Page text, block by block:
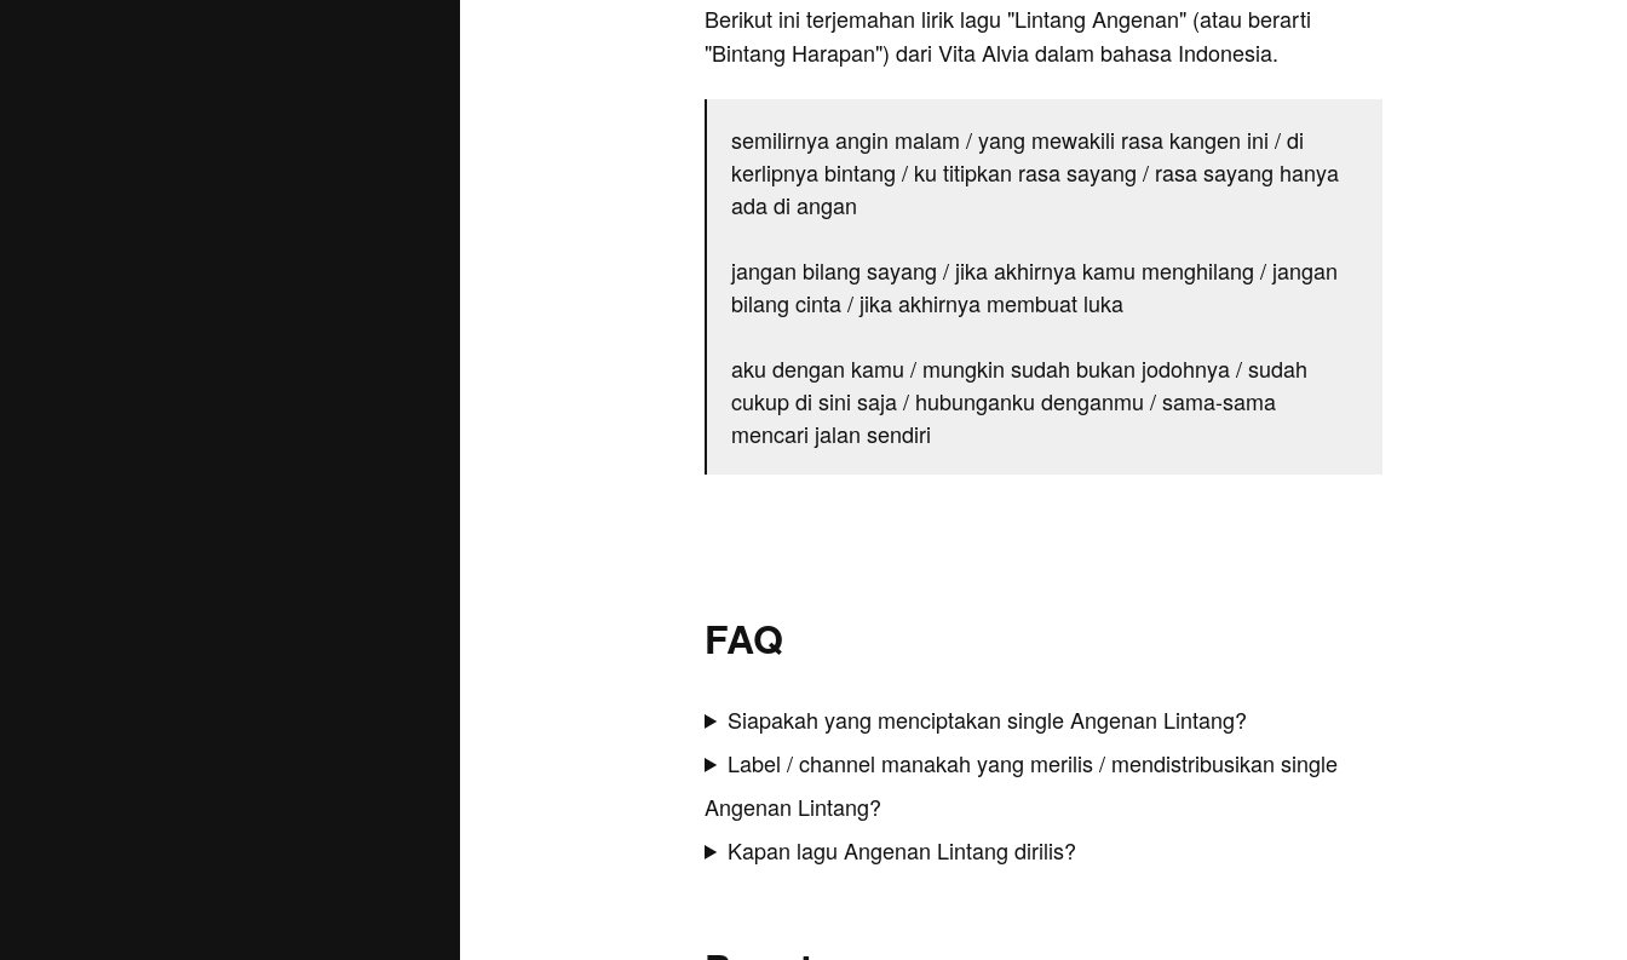
Berikut ini terjemahan lirik lagu "Lintang Angenan" (atau berarti
"Bintang Harapan") dari Vita Alvia dalam bahasa Indonesia.
semilirnya angin malam / yang mewakili rasa kangen ini / di
kerlipnya bintang / ku titipkan rasa sayang / rasa sayang hanya
ada di angan
jangan bilang sayang / jika akhirnya kamu menghilang / jangan
bilang cinta / jika akhirnya membuat luka
aku dengan kamu / mungkin sudah bukan jodohnya / sudah
cukup di sini saja / hubunganku denganmu / sama-sama
mencari jalan sendiri
FAQ
Siapakah yang menciptakan single Angenan Lintang?
Label / channel manakah yang merilis / mendistribusikan single
Angenan Lintang?
Kapan lagu Angenan Lintang dirilis?